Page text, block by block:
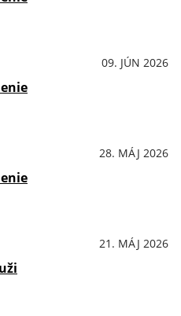
09. JÚN 2026
28. MÁJ 2026
21. MÁJ 2026